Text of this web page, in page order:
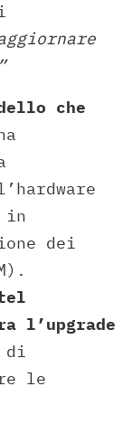
che
in
dei
l’upgrade
di
le